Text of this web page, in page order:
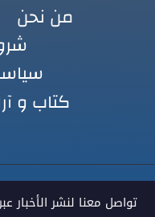
من نحن
كتاب و
تواصل معنا لنشر الأخبار